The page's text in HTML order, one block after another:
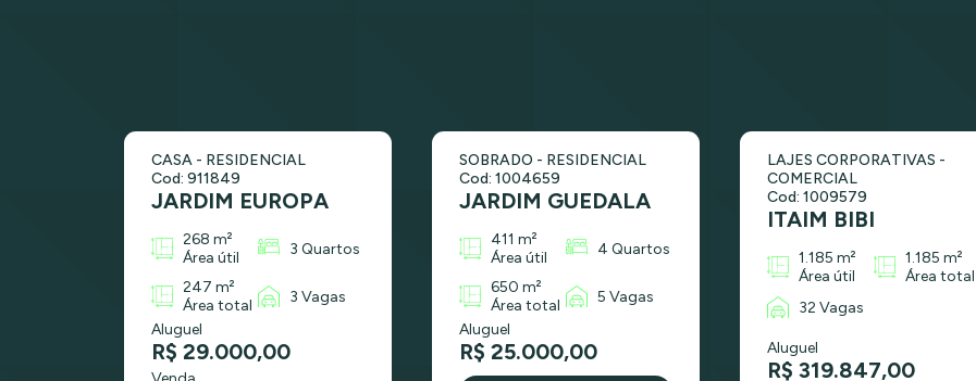
CASA - RESIDENCIAL
Cod: 911849
JARDIM EUROPA
268 m²
Área útil
3 Quartos
247 m²
Área total
3 Vagas
Aluguel
R$ 29.000,00
SOBRADO - RESIDENCIAL
Cod: 1004659
JARDIM GUEDALA
411 m²
Área útil
4 Quartos
650 m²
Área total
5 Vagas
Aluguel
R$ 25.000,00
LAJES CORPORATIVAS -
COMERCIAL
Cod: 1009579
ITAIM BIBI
1.185 m²
Área útil
1.185 m²
Área total
32 Vagas
Aluguel
R$ 319.847,00